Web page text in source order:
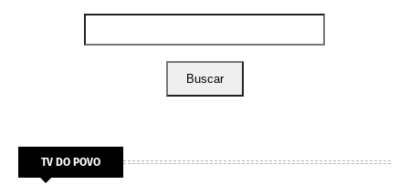
Buscar
TV DO POVO